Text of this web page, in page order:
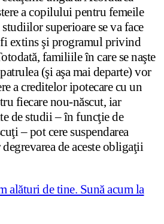
a copilului pentru femeile
superioare se va face
extins şi programul privind
familiile în care se naşte
(şi aşa mai departe) vor
a creditelor ipotecare cu un
fiecare nou-născut, iar
de studii – în funcţie de
– pot cere suspendarea
de aceste obligaţii